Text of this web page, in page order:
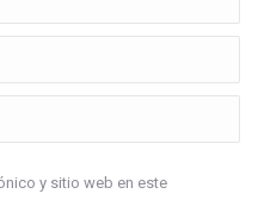
y sitio web en este